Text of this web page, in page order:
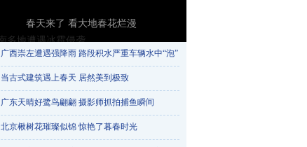
春天来了 看大地春花烂漫
广西崇左遭遇强降雨 路段积水严重车辆水中“泡”​
当古式建筑遇上春天 居然美到极致
广东天晴好鹭鸟翩翩 摄影师抓拍捕鱼瞬间
北京楸树花璀璨似锦 惊艳了暮春时光